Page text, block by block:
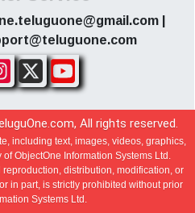
|
All rights reserved.
including text, images, videos, graphics,
ObjectOne Information Systems Ltd.
distribution, modification, or
in part, is strictly prohibited without prior
Systems Ltd.